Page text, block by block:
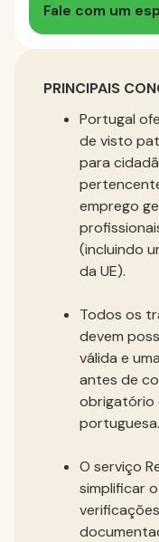
PRINCIPAIS
Portugal
de visto
para
emprego
(incluindo
da UE).
Todos os
devem
válida e
antes de
obrigatório
portuguesa.
O serviço
simplificar
Fale com um